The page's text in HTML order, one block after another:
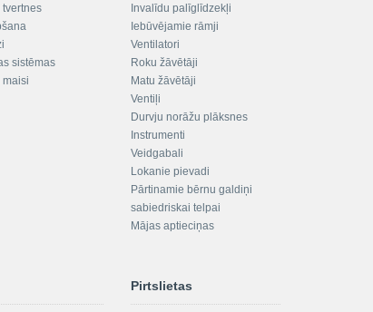
tvertnes
sistēmas
maisi
Invalīdu palīglīdzekļi
Iebūvējamie rāmji
Ventilatori
Roku žāvētāji
Matu žāvētāji
Ventiļi
Durvju norāžu plāksnes
Instrumenti
Veidgabali
Lokanie pievadi
Pārtinamie bērnu galdiņi
sabiedriskai telpai
Mājas aptieciņas
Pirtslietas